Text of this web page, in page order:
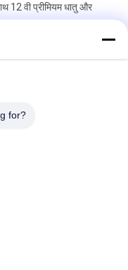
12 वी प्रीमियम धातु और
टाउन ऐस / लिटेस कार
पावर टेलगेट रिट्रोफिट
for?